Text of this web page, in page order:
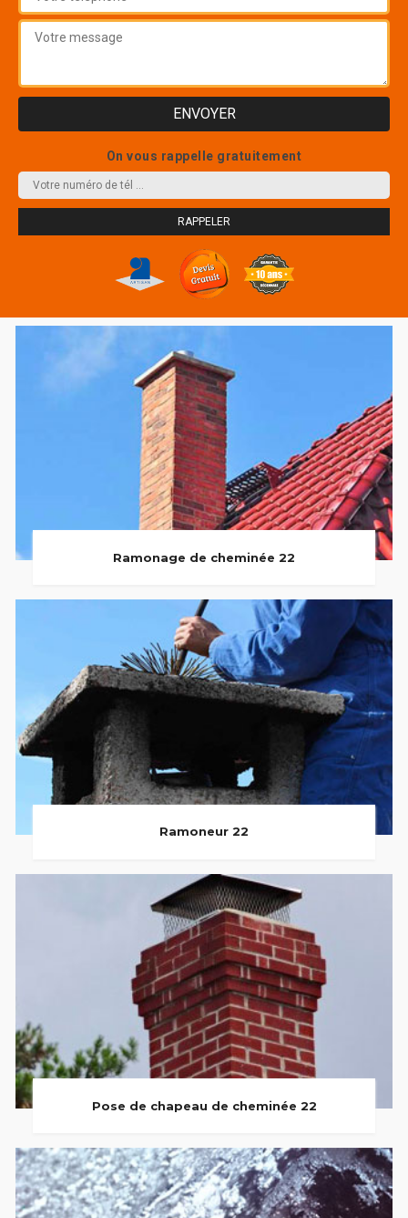
On vous rappelle gratuitement
Ramonage de cheminée 22
Ramoneur 22
Pose de chapeau de cheminée 22